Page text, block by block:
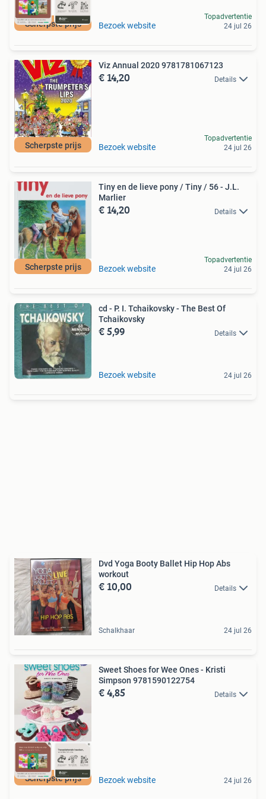
Scherpste prijs Bezoek website
Topadvertentie
24 jul 26
Scherpste prijs
Viz Annual 2020 9781781067123
€ 14,20 Details
Bezoek website
Topadvertentie
24 jul 26
Scherpste prijs
Tiny en de lieve pony / Tiny / 56 - J.L.
Marlier
€ 14,20 Details
Bezoek website
Topadvertentie
24 jul 26
cd - P. I. Tchaikovsky - The Best Of
Tchaikovsky
€ 5,99 Details
Bezoek website 24 jul 26
Dvd Yoga Booty Ballet Hip Hop Abs
workout
€ 10,00 Details
Schalkhaar 24 jul 26
Scherpste prijs
Sweet Shoes for Wee Ones - Kristi
Simpson 9781590122754
€ 4,85 Details
Bezoek website 24 jul 26